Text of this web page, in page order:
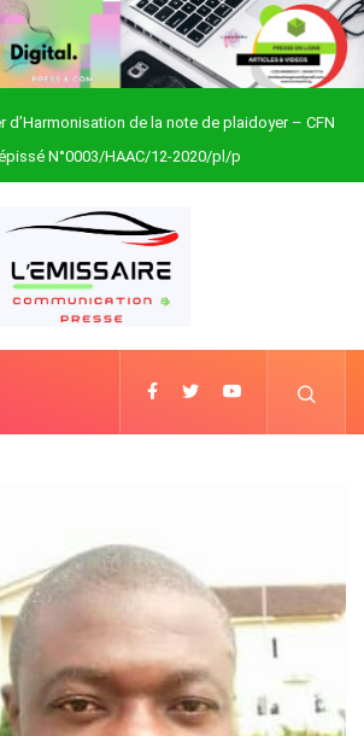
d’Harmonisation de la note de plaidoyer – CFN
Togo
N°0003/HAAC/12-2020/pl/p